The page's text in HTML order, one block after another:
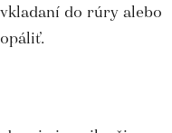
do rúry alebo